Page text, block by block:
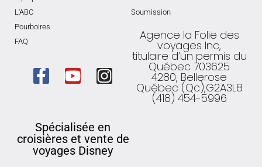
L'ABC
Pourboires
FAQ
Soumission
Agence la Folie des
voyages Inc,
titulaire d’un permis du
Québec 703625
4280, Bellerose
Québec (Qc),G2A3L8
(418) 454-5996
Spécialisée en
croisières et vente de
voyages Disney